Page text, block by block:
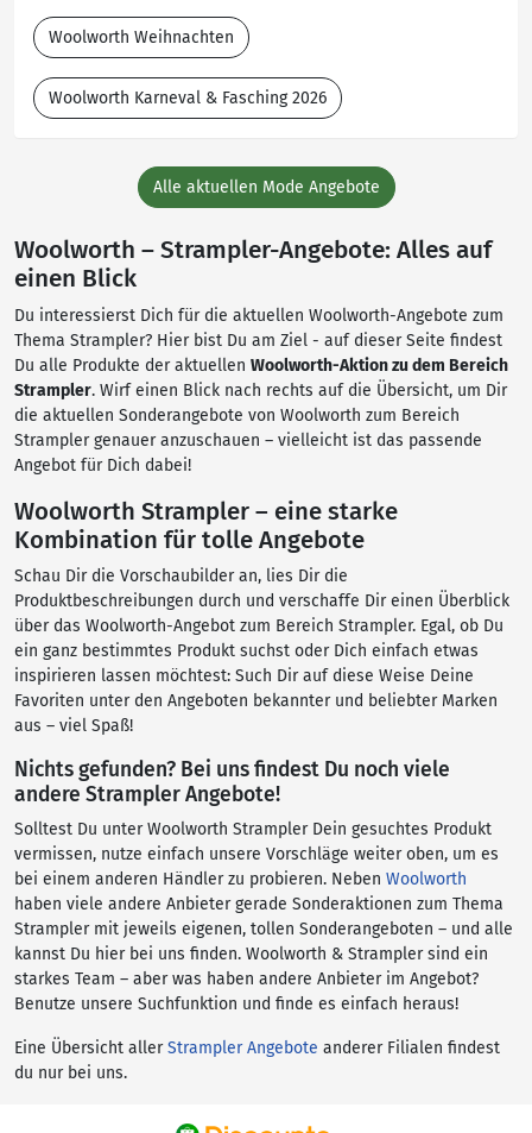
Woolworth Weihnachten
Woolworth Karneval & Fasching 2026
Alle aktuellen Mode Angebote
Woolworth – Strampler-Angebote: Alles auf
einen Blick
Du interessierst Dich für die aktuellen Woolworth-Angebote zum
Thema Strampler? Hier bist Du am Ziel - auf dieser Seite findest
Du alle Produkte der aktuellen Woolworth-Aktion zu dem Bereich
Strampler. Wirf einen Blick nach rechts auf die Übersicht, um Dir
die aktuellen Sonderangebote von Woolworth zum Bereich
Strampler genauer anzuschauen – vielleicht ist das passende
Angebot für Dich dabei!
Woolworth Strampler – eine starke
Kombination für tolle Angebote
Schau Dir die Vorschaubilder an, lies Dir die
Produktbeschreibungen durch und verschaffe Dir einen Überblick
über das Woolworth-Angebot zum Bereich Strampler. Egal, ob Du
ein ganz bestimmtes Produkt suchst oder Dich einfach etwas
inspirieren lassen möchtest: Such Dir auf diese Weise Deine
Favoriten unter den Angeboten bekannter und beliebter Marken
aus – viel Spaß!
Nichts gefunden? Bei uns findest Du noch viele
andere Strampler Angebote!
Solltest Du unter Woolworth Strampler Dein gesuchtes Produkt
vermissen, nutze einfach unsere Vorschläge weiter oben, um es
bei einem anderen Händler zu probieren. Neben Woolworth
haben viele andere Anbieter gerade Sonderaktionen zum Thema
Strampler mit jeweils eigenen, tollen Sonderangeboten – und alle
kannst Du hier bei uns finden. Woolworth & Strampler sind ein
starkes Team – aber was haben andere Anbieter im Angebot?
Benutze unsere Suchfunktion und finde es einfach heraus!
Eine Übersicht allerStrampler Angebote anderer Filialen findest
du nur bei uns.